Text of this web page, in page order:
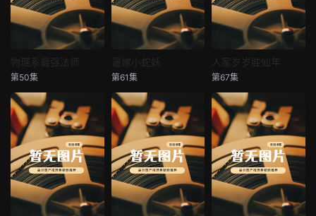
物理系最强法师
第50集
逼嫁小蛇妖
逼嫁小蛇妖
第61集
人家岁岁胜仙年
人家岁岁胜仙年
第67集